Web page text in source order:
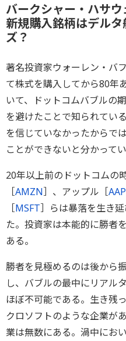
バークシャー・ハサ
新規購入銘柄はデル
ズ？
著名投資家ウォーレン・バ
て株式を購入してから80年
いて、ドットコムバブルの
を避けたことで知られてい
を信じていなかったからで
ことができないと分かって
20年以上前のドットコムの
［AMZN］、アップル［
［MSFT］らは暴落を生き
た。投資家は本能的に勝者
ある。
勝者を見極めるのは後から
し、バブルの最中にリアル
ほぼ不可能である。生き残
クロソフトのような企業が
業は無数にある。渦中にお